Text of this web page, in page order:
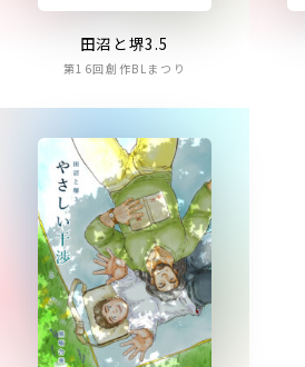
田沼と堺3.5
第16回創作BLまつり